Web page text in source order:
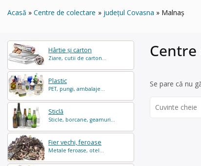
Acasă Centre de colectare județul Covasna Malnaş
Hârtie și carton
Ziare, cutii de carton...
Plastic
PET, pungi, ambalaje...
Sticlă
Sticle, borcane, geamuri...
Fier vechi, feroase
Metale feroase, otel...
Se pare că nu
for: